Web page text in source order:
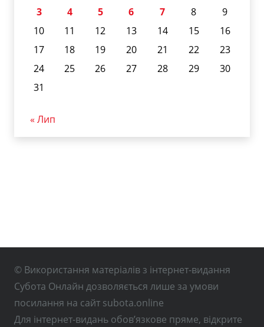
3
4 5 6 7 8
9
10
11 12 13 14 15
16
17
18 19 20 21 22
23
24
25 26 27 28 29
30
31
« Лип
© Використання матеріалів з інтернет-видання
Субота Онлайн дозволяється лише за умови
посилання на сайт subota.online
Для інтернет-видань обов’язкове пряме, відкрите